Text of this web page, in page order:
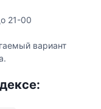
21-00
вариант